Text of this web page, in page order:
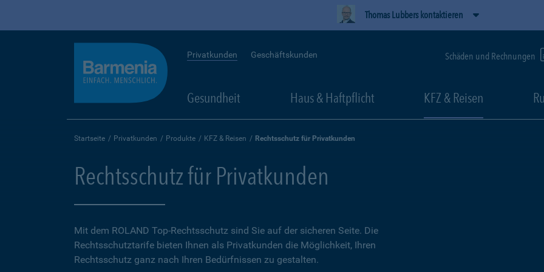
Thomas Lubbers kontaktieren
Privatkunden Geschäftskunden Schäden und Rechnungen
Gesundheit Haus & Haftpflicht KFZ & Reisen
Startseite Privatkunden Produkte KFZ & Reisen Rechtsschutz für Privatkunden
Rechtsschutz für Privatkunden
Mit dem ROLAND Top-Rechtsschutz sind Sie auf der sicheren Seite. Die
Rechtsschutztarife bieten Ihnen als Privatkunden die Möglichkeit, Ihren
Rechtsschutz ganz nach Ihren Bedürfnissen zu gestalten.